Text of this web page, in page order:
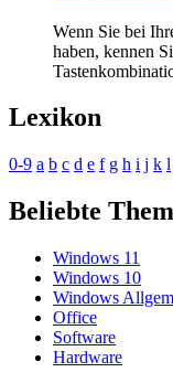
Wenn Sie bei
haben, kennen
Lexikon
0-9 a b c d e f g h i j k l
Beliebte
Windows 11
Windows 10
Windows
Office
Software
Hardware